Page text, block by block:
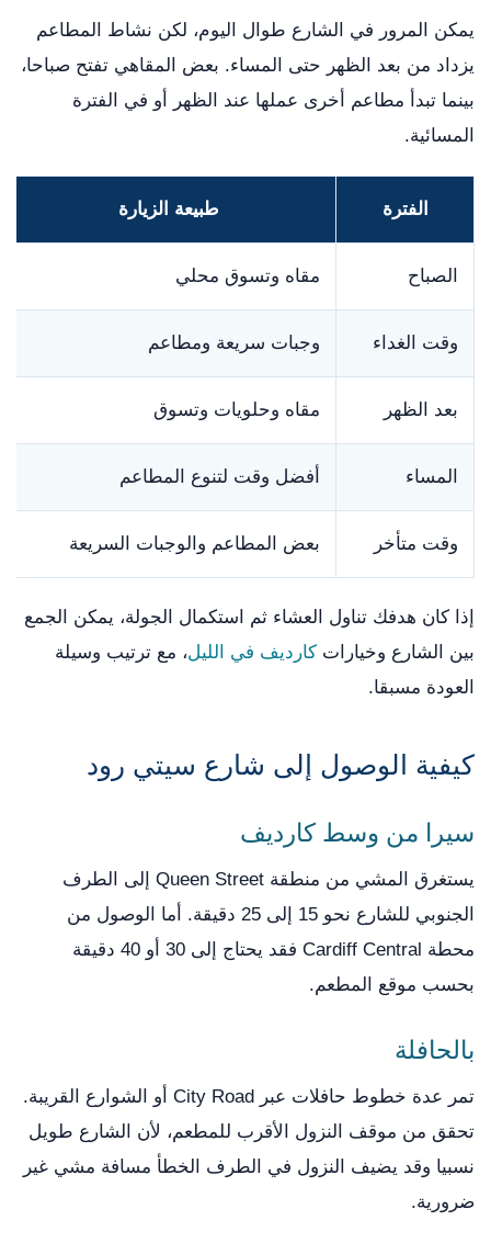
يمكن المرور في الشارع طوال اليوم، لكن نشاط المطاعم
يزداد من بعد الظهر حتى المساء. بعض المقاهي تفتح صباحا،
بينما تبدأ مطاعم أخرى عملها عند الظهر أو في الفترة
المسائية.
الفترة طبيعة الزيارة
الصباح مقاه وتسوق محلي
وقت الغداء وجبات سريعة ومطاعم
بعد الظهر مقاه وحلويات وتسوق
المساء أفضل وقت لتنوع المطاعم
وقت متأخر بعض المطاعم والوجبات السريعة
إذا كان هدفك تناول العشاء ثم استكمال الجولة، يمكن الجمع
بين الشارع وخيارات كارديف في الليل، مع ترتيب وسيلة
العودة مسبقا.
كيفية الوصول إلى شارع سيتي رود
سيرا من وسط كارديف
يستغرق المشي من منطقة Queen Street إلى الطرف
الجنوبي للشارع نحو 15 إلى 25 دقيقة. أما الوصول من
محطة Cardiff Central فقد يحتاج إلى 30 أو 40 دقيقة
بحسب موقع المطعم.
بالحافلة
تمر عدة خطوط حافلات عبر City Road أو الشوارع القريبة.
تحقق من موقف النزول الأقرب للمطعم، لأن الشارع طويل
نسبيا وقد يضيف النزول في الطرف الخطأ مسافة مشي غير
ضرورية.